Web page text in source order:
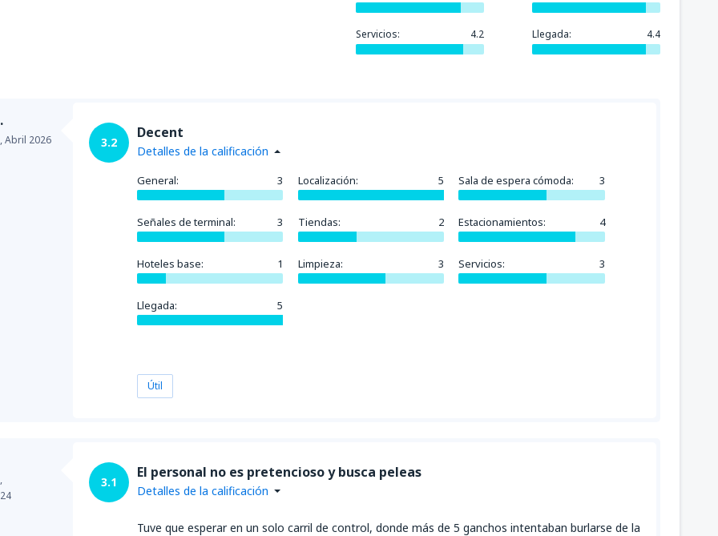
Servicios: 4.2 Llegada: 4.4
Abril 2026 3.2
Decent
Detalles de la calificación
General: 3 Localización: 5 Sala de espera cómoda: 3
Señales de terminal: 3 Tiendas: 2 Estacionamientos: 4
Hoteles base: 1 Limpieza: 3 Servicios: 3
Llegada: 5
Útil
3.1
El personal no es pretencioso y busca peleas
Detalles de la calificación
Tuve que esperar en un solo carril de control, donde más de 5 ganchos intentaban burlarse de la